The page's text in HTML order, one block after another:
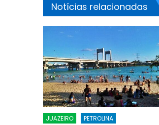
Notícias relacionadas
JUAZEIRO PETROLINA